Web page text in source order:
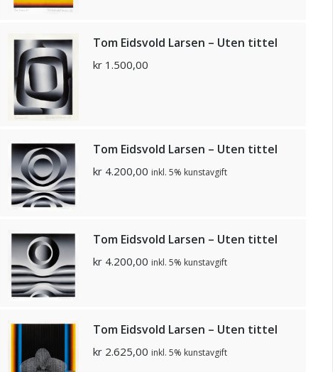
Tom Eidsvold Larsen – Uten tittel
kr1.500,00
Tom Eidsvold Larsen – Uten tittel
kr4.200,00 inkl. 5% kunstavgift
Tom Eidsvold Larsen – Uten tittel
kr4.200,00 inkl. 5% kunstavgift
Tom Eidsvold Larsen – Uten tittel
kr2.625,00 inkl. 5% kunstavgift